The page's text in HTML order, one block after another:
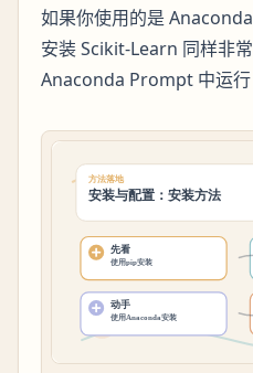
如果你使用的是
安装 Scikit-Learn 同样非
Anaconda Prompt 中运行